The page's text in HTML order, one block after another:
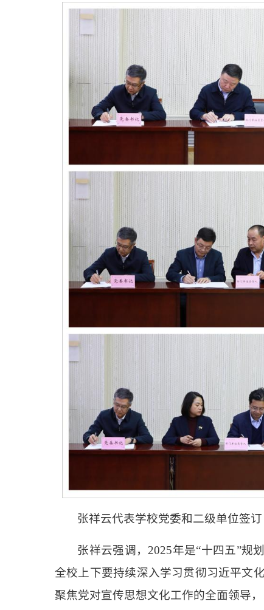
张祥云代表学校党委和二级单位签
张祥云强调，2025年是“十四五”规
全校上下要持续深入学习贯彻习近平文
聚焦党对宣传思想文化工作的全面领导